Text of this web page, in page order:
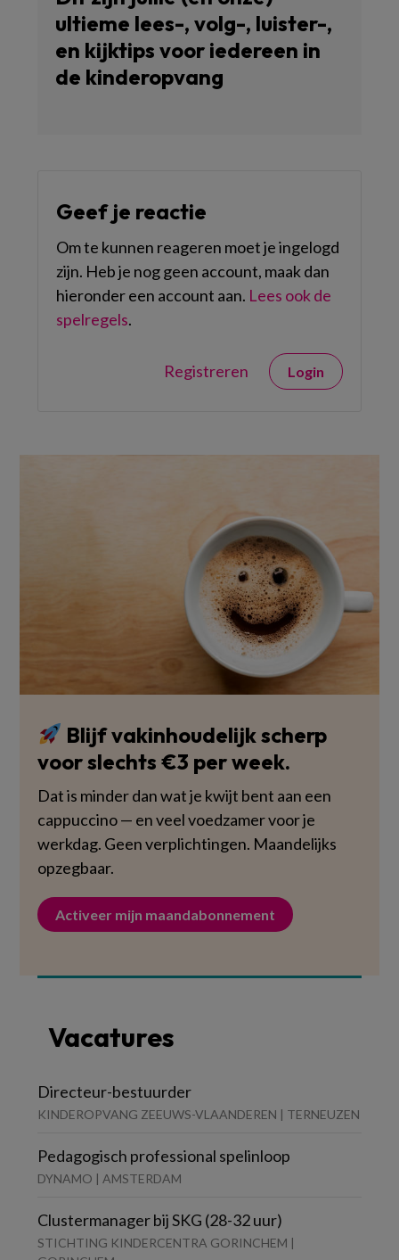
ultieme lees-, volg-, luister-,
en kijktips voor iedereen in
de kinderopvang
Geef je reactie
Om te kunnen reageren moet je ingelogd
zijn. Heb je nog geen account, maak dan
hieronder een account aan. Lees ook de
spelregels.
Registreren Login
Blijf vakinhoudelijk scherp
voor slechts €3 per week.
Dat is minder dan wat je kwijt bent aan een
cappuccino — en veel voedzamer voor je
werkdag. Geen verplichtingen. Maandelijks
opzegbaar.
Activeer mijn maandabonnement
Vacatures
Directeur-bestuurder
KINDEROPVANG ZEEUWS-VLAANDEREN | TERNEUZEN
Pedagogisch professional spelinloop
DYNAMO | AMSTERDAM
Clustermanager bij SKG (28-32 uur)
STICHTING KINDERCENTRA GORINCHEM |